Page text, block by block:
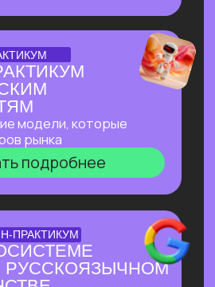
ИИ-
применения
всю мощь
нейросети!